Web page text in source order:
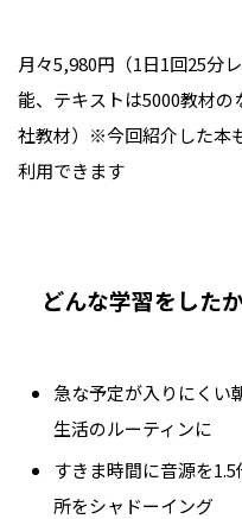
月々5,980円（1日1回25分
能、テキストは5000教材
社教材）※今回紹介した本
利用できます
どんな学習をした
急な予定が入りにく
生活のルーティンに
すきま時間に音源を
所をシャドーイング